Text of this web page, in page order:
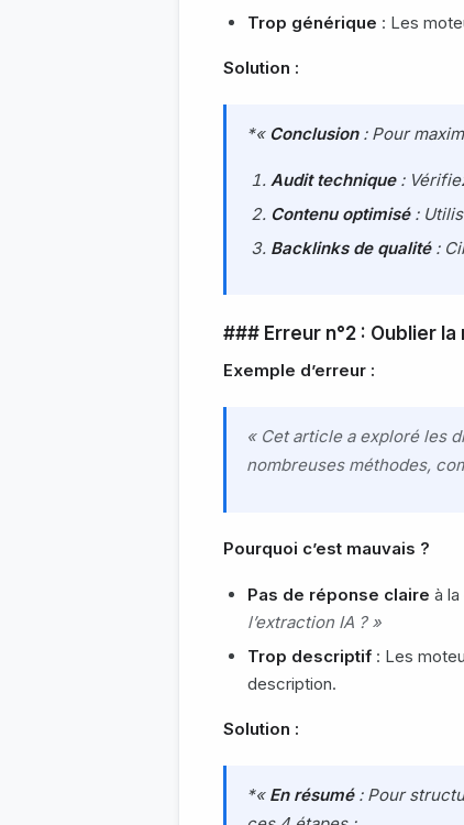
Trop générique : Les
Solution :
*« Conclusion: Pour
Audit technique:
Contenu optimisé:
Backlinks de qualité:
### Erreur n°2 : Oublier
Exemple d’erreur :
« Cet article a exploré les
nombreuses méthodes,
Pourquoi c’est mauvais ?
Pas de réponse claire à
l’extraction IA ? »
Trop descriptif : Les
description.
Solution :
*« En résumé: Pour